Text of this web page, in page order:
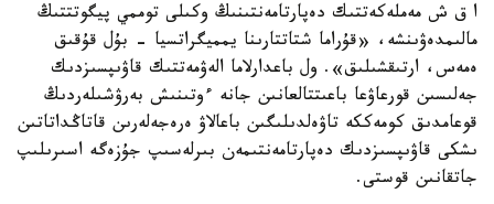
ا ق ش مەملەكەتتىك دەپارتامەنتىنىڭ وكىلى توممي پيگوتتتىڭ
مالىمدەۋىنشە، «قۇراما شتاتتارىنا يمميگراتسيا - بۇل قۇقىق
ەمەس، ارتىقشىلىق». ول باعدارلاما الەۋمەتتىك قاۋىپسىزدىك
جەلىسىن قورعاۋعا باعىتتالعانىن جانە ءوتىنىش بەرۋشىلەردىڭ
قوعامدىق كومەككە تاۋەلدىلىگىن باعالاۋ ەرەجەلەرىن قاتاڭداتاتىن
ىشكى قاۋىپسىزدىك دەپارتامەنتىمەن بىرلەسىپ جۇزەگە اسىرىلىپ
جاتقانىن قوستى.